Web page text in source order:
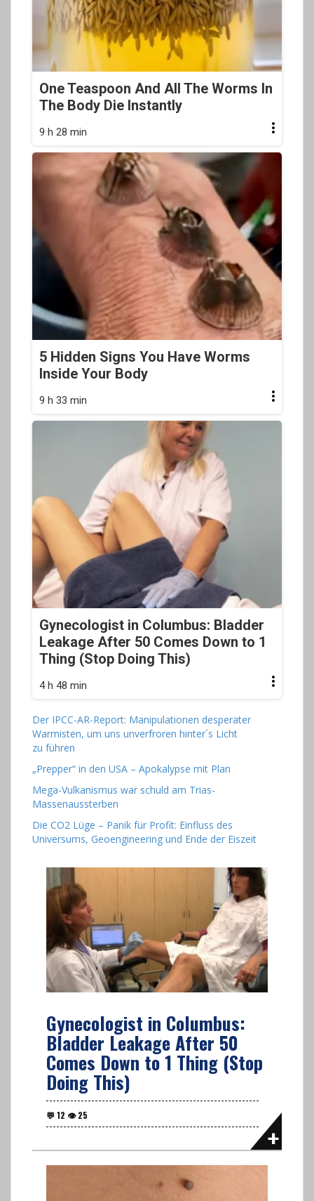
One Teaspoon And All The Worms In
The Body Die Instantly
9 h 28 min
5 Hidden Signs You Have Worms
Inside Your Body
9 h 33 min
Gynecologist in Columbus: Bladder
Leakage After 50 Comes Down to 1
Thing (Stop Doing This)
4 h 48 min
Der IPCC-AR-Report: Manipulationen desperater
Warmisten, um uns unverfroren hinter´s Licht
zu führen
„Prepper“ in den USA – Apokalypse mit Plan
Mega-Vulkanismus war schuld am Trias-
Massenaussterben
Die CO2 Lüge – Panik für Profit: Einfluss des
Universums, Geoengineering und Ende der Eiszeit
Gynecologist in Columbus:
Bladder Leakage After 50
Comes Down to 1 Thing (Stop
Doing This)